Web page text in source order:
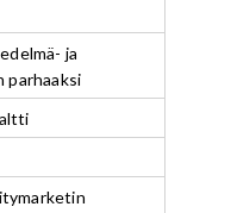
ja
parhaaksi